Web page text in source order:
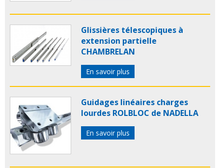
Glissières télescopiques à
extension partielle
CHAMBRELAN
En savoir plus
Guidages linéaires charges
lourdes ROLBLOC de NADELLA
En savoir plus